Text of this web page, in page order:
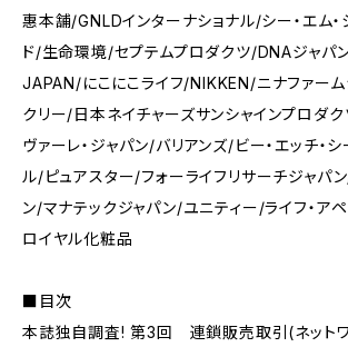
惠本舗/GNLDインターナショナル/シー・エム・
ド/生命環境/セプテムプロダクツ/DNAジャ
JAPAN/にこにこライフ/NIKKEN/ニナファー
クリー/日本ネイチャーズサンシャインプロダ
ヴァーレ・ジャパン/バリアンズ/ビー・エッチ・
ル/ピュアスター/フォーライフリサーチジャパ
ン/マナテックジャパン/ユニティー/ライフ・ア
ロイヤル化粧品
■目次
本誌独自調査! 第3回 連鎖販売取引(ネット